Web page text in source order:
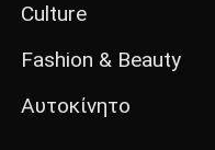
Culture
Fashion & Beauty
Αυτοκίνητο